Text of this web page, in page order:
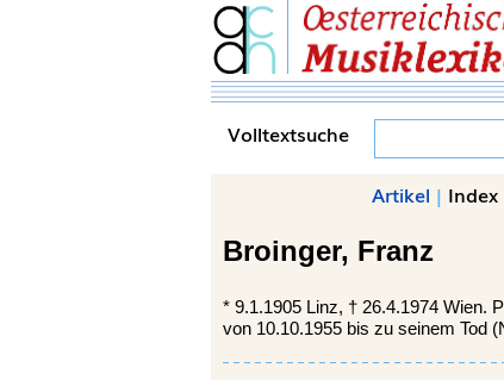
Volltextsuche
Artikel | Index
Broinger, Franz
* 9.1.1905 Linz, † 26.4.1974 Wien.
von 10.10.1955 bis zu seinem Tod